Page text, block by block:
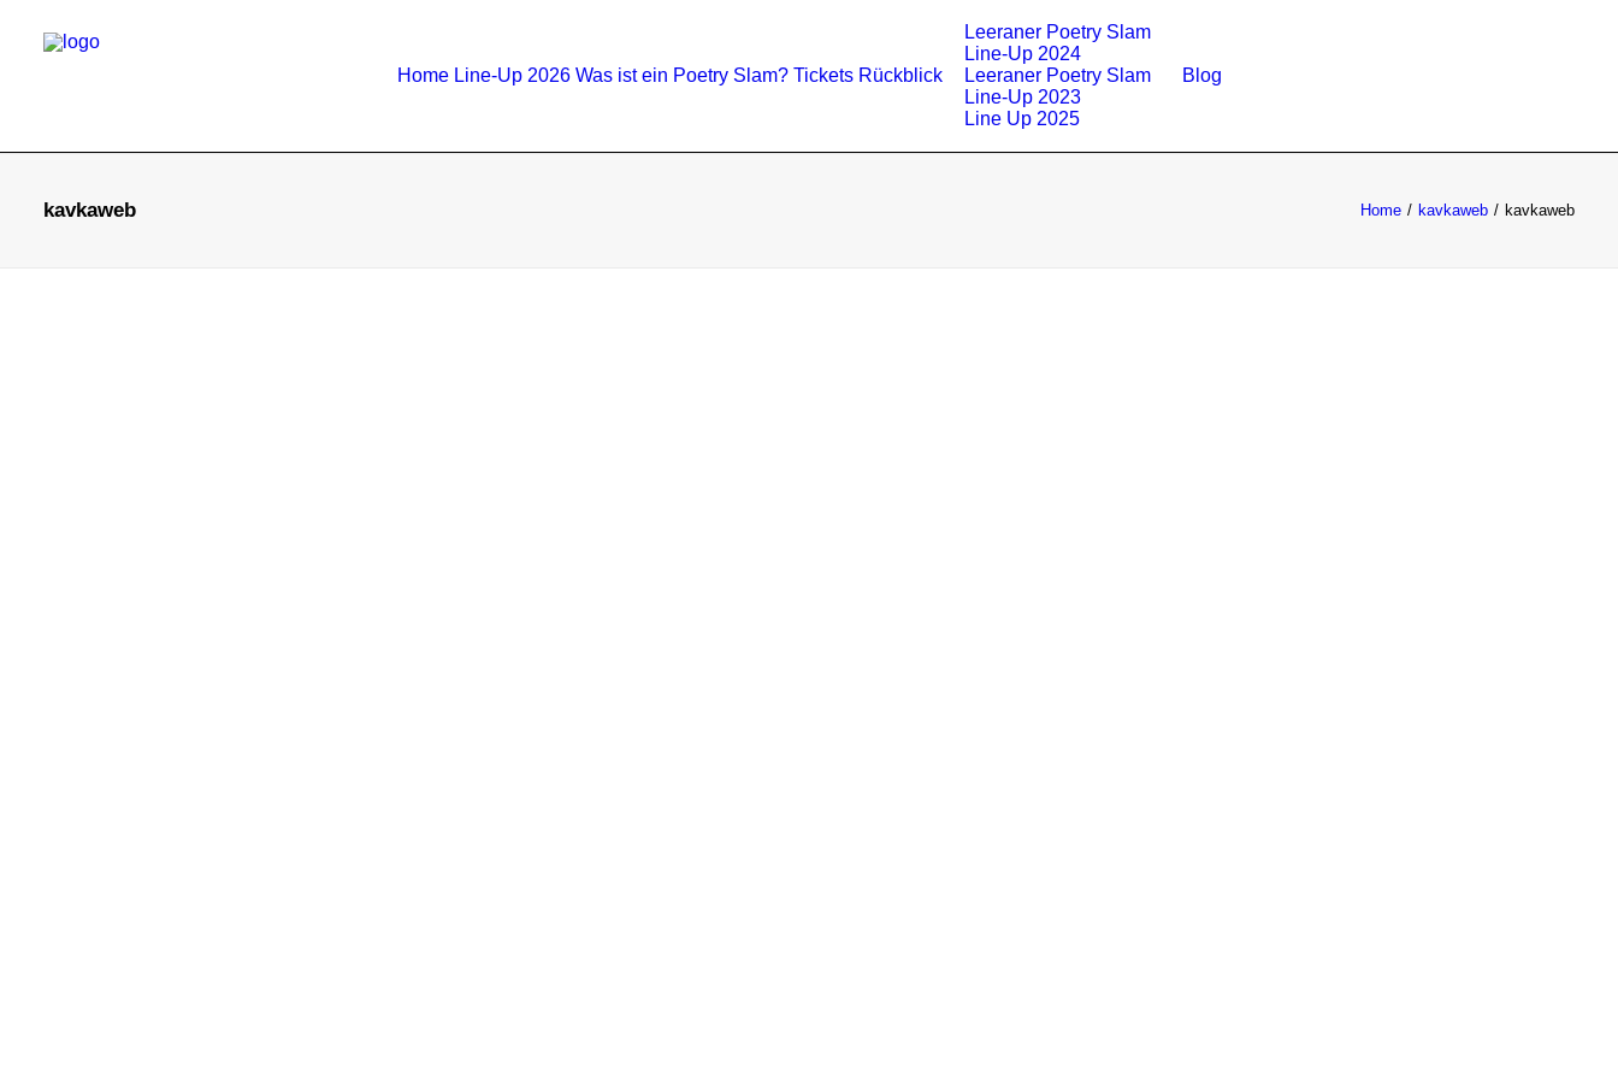
Home Line-Up 2026 Was ist ein Poetry Slam? Tickets Rückblick
Leeraner Poetry Slam
Line-Up 2024
Leeraner Poetry Slam
Line-Up 2023
Line Up 2025
Blog
kavkaweb Home kavkaweb kavkaweb